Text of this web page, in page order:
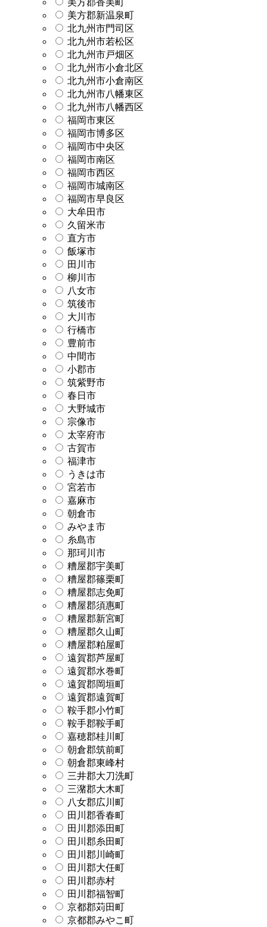
美方郡新温泉町
北九州市門司区
北九州市若松区
北九州市戸畑区
北九州市小倉北区
北九州市小倉南区
北九州市八幡東区
北九州市八幡西区
福岡市東区
福岡市博多区
福岡市中央区
福岡市南区
福岡市西区
福岡市城南区
福岡市早良区
大牟田市
久留米市
直方市
飯塚市
田川市
柳川市
八女市
筑後市
大川市
行橋市
豊前市
中間市
小郡市
筑紫野市
春日市
大野城市
宗像市
太宰府市
古賀市
福津市
うきは市
宮若市
嘉麻市
朝倉市
みやま市
糸島市
那珂川市
糟屋郡宇美町
糟屋郡篠栗町
糟屋郡志免町
糟屋郡須惠町
糟屋郡新宮町
糟屋郡久山町
糟屋郡粕屋町
遠賀郡芦屋町
遠賀郡水巻町
遠賀郡岡垣町
遠賀郡遠賀町
鞍手郡小竹町
鞍手郡鞍手町
嘉穂郡桂川町
朝倉郡筑前町
朝倉郡東峰村
三井郡大刀洗町
三潴郡大木町
八女郡広川町
田川郡香春町
田川郡添田町
田川郡糸田町
田川郡川崎町
田川郡大任町
田川郡赤村
田川郡福智町
京都郡苅田町
京都郡みやこ町